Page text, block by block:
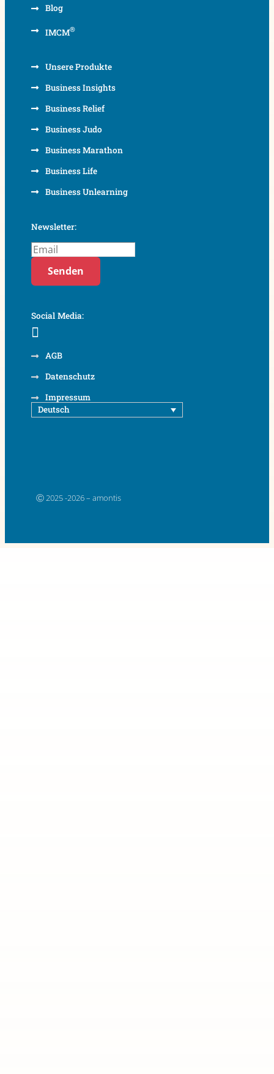
Blog
IMCM®
Unsere Produkte
Business Insights
Business Relief
Business Judo
Business Marathon
Business Life
Business Unlearning
Newsletter:
Senden
Social Media:
AGB
Datenschutz
Impressum
Deutsch
Ⓒ 2025 -2026 – amontis